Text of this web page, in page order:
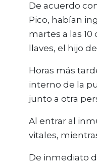
De acuerdo
Pico, habían
martes a las
llaves, el hijo
Horas más
interno de la
junto a otra
Al entrar al
vitales,
De inmediato